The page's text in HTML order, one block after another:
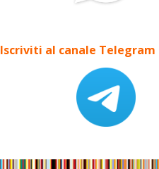
Iscriviti al canale Telegram